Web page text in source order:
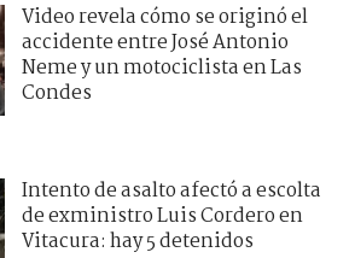
Video revela cómo se originó el
accidente entre José Antonio
Neme y un motociclista en Las
Condes
Intento de asalto afectó a escolta
de exministro Luis Cordero en
Vitacura: hay 5 detenidos